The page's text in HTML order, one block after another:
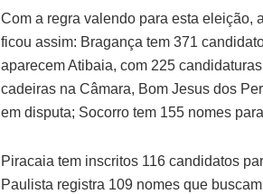
Com a regra valendo para esta eleição,
ficou assim: Bragança tem 371
aparecem Atibaia, com 225
cadeiras na Câmara, Bom Jesus dos
em disputa; Socorro tem 155 nomes
Piracaia tem inscritos 116 candidatos
Paulista registra 109 nomes que